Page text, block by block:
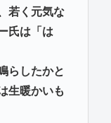
若く元気な
氏は「は
らしたかと
生暖かいも